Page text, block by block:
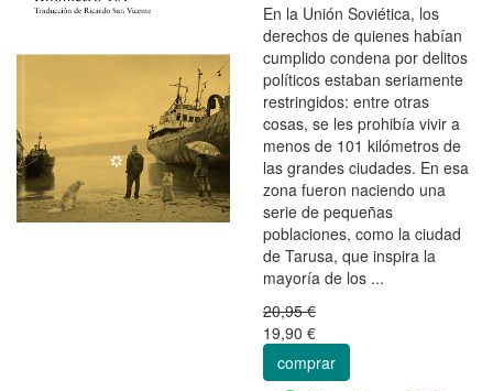
En la Unión Soviética, los
derechos de quienes habían
cumplido condena por delitos
políticos estaban seriamente
restringidos: entre otras
cosas, se les prohibía vivir a
menos de 101 kilómetros de
las grandes ciudades. En esa
zona fueron naciendo una
serie de pequeñas
poblaciones, como la ciudad
de Tarusa, que inspira la
mayoría de los ...
20,95 €
19,90 €
comprar